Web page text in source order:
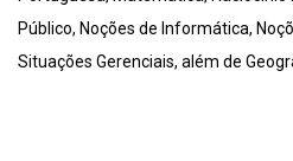
Público, Noções de Informática,
Situações Gerenciais, além de